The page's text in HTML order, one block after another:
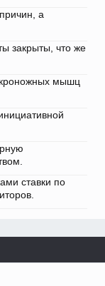
а
закрыты, что же
мышц
ставки по